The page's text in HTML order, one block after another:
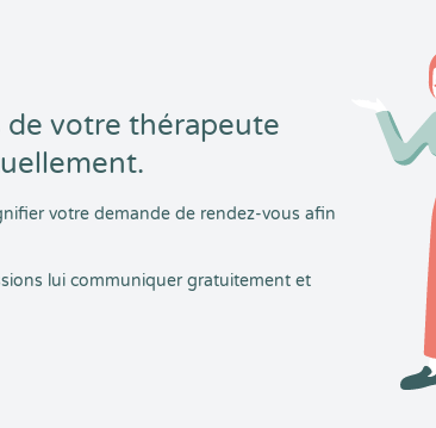
de votre thérapeute
votre demande de rendez-vous afin
lui communiquer gratuitement et